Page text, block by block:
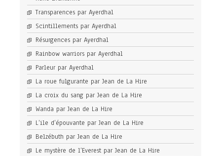
Transparences par Ayerdhal
Scintillements par Ayerdhal
Résurgences par Ayerdhal
Rainbow warriors par Ayerdhal
Parleur par Ayerdhal
La roue fulgurante par Jean de La Hire
La croix du sang par Jean de La Hire
Wanda par Jean de La Hire
L’ile d’épouvante par Jean de La Hire
Belzébuth par Jean de La Hire
Le mystère de l’Everest par Jean de La Hire